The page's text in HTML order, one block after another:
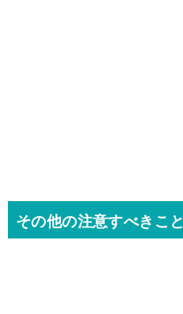
その他の注意すべきこと